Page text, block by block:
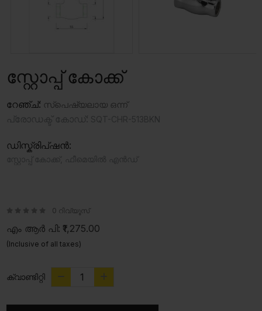
സ്റ്റോപ്പ് കോക്ക്
റേഞ്ച്: സ്‍പെഷ്യലായ ഒന്ന്
ഡിസ്ക്രിപ്ഷൻ:
0 റിവ്യൂസ്
എം ആർ പി: ₹1,275.00
(Inclusive of all taxes)
ക്വാണ്ടിറ്റി